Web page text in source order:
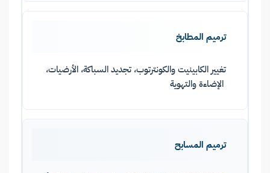
ترميم المطابخ
تغيير الكابينيت والكونترتوب، تجديد السباكة، الأرضيات،
الإضاءة والتهوية
ترميم المسابح